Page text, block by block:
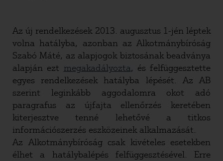
Az új rendelkezések 2013. augusztus 1-jén léptek
volna hatályba, azonban az Alkotmánybíróság
Szabó Máté, az alapjogok biztosának beadványa
alapján ezt megakadályozta, és felfüggesztette
egyes rendelkezések hatályba lépését. Az AB
szerint leginkább aggodalomra okot adó
paragrafus az újfajta ellenőrzés keretében
kiterjesztve tenné lehetővé a titkos
információszerzés eszközeinek alkalmazását.
Az Alkotmánybíróság csak kivételes esetekben
élhet a hatálybalépés felfüggesztésével. Erre